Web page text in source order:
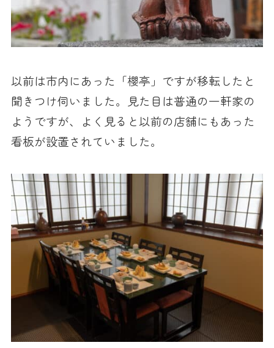
以前は市内にあった「櫻亭」ですが移転したと
聞きつけ伺いました。見た目は普通の一軒家の
ようですが、よく見ると以前の店舗にもあった
看板が設置されていました。